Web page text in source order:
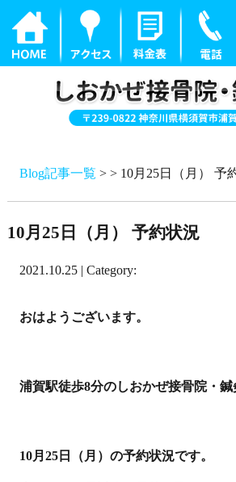
Blog記事一覧 > > 10月25日（月） 予
10月25日（月） 予約状況
2021.10.25 | Category:
おはようございます。
浦賀駅徒歩8分のしおかぜ接骨院・鍼
10月25日（月）の予約状況です。